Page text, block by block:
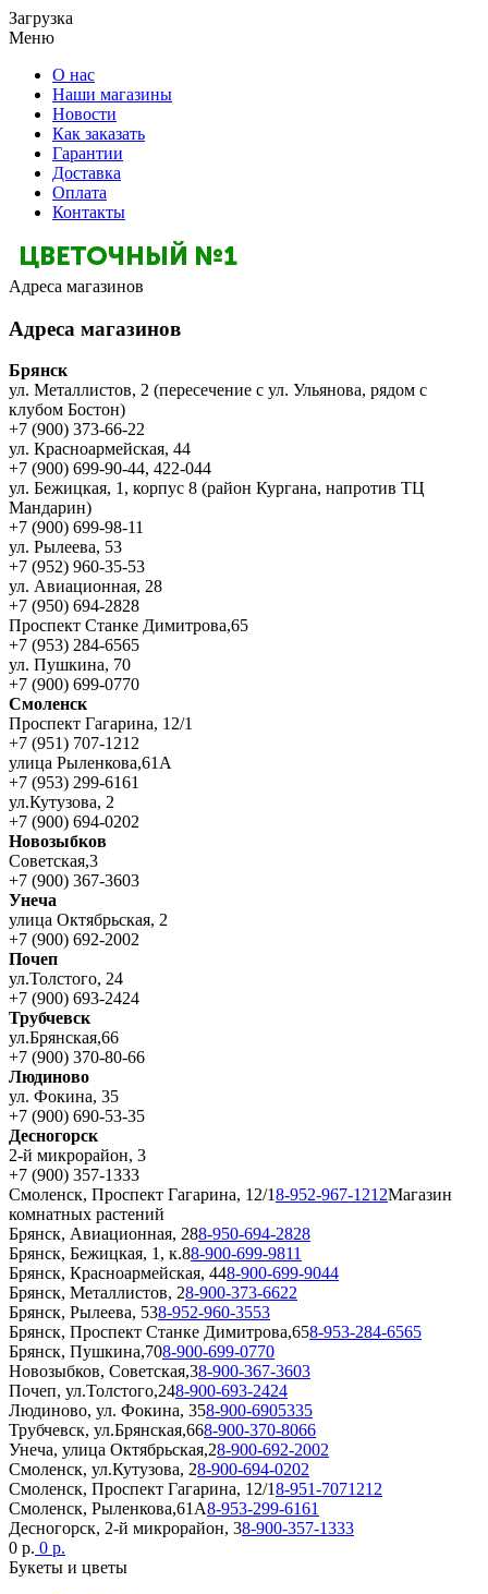
Загрузка
Меню
О нас
Наши магазины
Новости
Как заказать
Гарантии
Доставка
Оплата
Контакты
Адреса магазинов
Адреса магазинов
Брянск
ул. Металлистов, 2 (пересечение с ул. Ульянова, рядом с
клубом Бостон)
+7 (900) 373-66-22
ул. Красноармейская, 44
+7 (900) 699-90-44, 422-044
ул. Бежицкая, 1, корпус 8 (район Кургана, напротив ТЦ
Мандарин)
+7 (900) 699-98-11
ул. Рылеева, 53
+7 (952) 960-35-53
ул. Авиационная, 28
+7 (950) 694-2828
Проспект Станке Димитрова,65
+7 (953) 284-6565
ул. Пушкина, 70
+7 (900) 699-0770
Смоленск
Проспект Гагарина, 12/1
+7 (951) 707-1212
улица Рыленкова,61А
+7 (953) 299-6161
ул.Кутузова, 2
+7 (900) 694-0202
Новозыбков
Советская,3
+7 (900) 367-3603
Унеча
улица Октябрьская, 2
+7 (900) 692-2002
Почеп
ул.Толстого, 24
+7 (900) 693-2424
Трубчевск
ул.Брянская,66
+7 (900) 370-80-66
Людиново
ул. Фокина, 35
+7 (900) 690-53-35
Десногорск
2-й микрорайон, 3
+7 (900) 357-1333
Смоленск, Проспект Гагарина, 12/18-952-967-1212Магазин
комнатных растений
Брянск, Авиационная, 288-950-694-2828
Брянск, Бежицкая, 1, к.88-900-699-9811
Брянск, Красноармейская, 448-900-699-9044
Брянск, Металлистов, 28-900-373-6622
Брянск, Рылеева, 538-952-960-3553
Брянск, Проспект Станке Димитрова,658-953-284-6565
Брянск, Пушкина,708-900-699-0770
Новозыбков, Советская,38-900-367-3603
Почеп, ул.Толстого,248-900-693-2424
Людиново, ул. Фокина, 358-900-6905335
Трубчевск, ул.Брянская,668-900-370-8066
Унеча, улица Октябрьская,28-900-692-2002
Смоленск, ул.Кутузова, 28-900-694-0202
Смоленск, Проспект Гагарина, 12/18-951-7071212
Смоленск, Рыленкова,61А8-953-299-6161
Десногорск, 2-й микрорайон, 38-900-357-1333
0 р. 0 р.
Букеты и цветы